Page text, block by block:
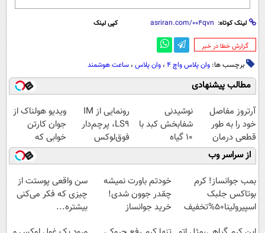
لینک کوتاه: کپی لینک
‌گزارش خطا در خبر
برچسب ها: وان پلاس واچ ۴ ، وان پلاس ، ساعت هوشمند
مطالب پیشنهادی
آرتروز مفاصل
خود را به طور
قطعی درمان
کنید!
◗پرسش‌نامه◖
نوشیدنی
شفابخش کبد با
10 گیاه
موثر(تخفیف تا
امشب)
رونمایی از IM
LS9، پرچم‌دار
فوق‌لوکس
EREV وارد بازار
ایران شد
ویدیو هولناک از
جوان کارتن
خوابی که
میلیاردر شد.
آموزش رایگان
از سراسر وب
بمب جوانساز! کرم
بوتاکس جلبک
اسپیرولینا50%تخفیف
خودتم باورت نمیشه
چقدر جوون شدی!
خرید جوانساز
سن واقعی پوستت از
چیزی که فکر می‌کنی
بیشتره...